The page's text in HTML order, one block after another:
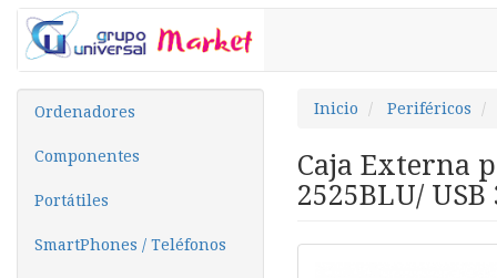
Ordenadores
Componentes
Portátiles
SmartPhones / Teléfonos
Inicio Periféricos
Caja Externa
2525BLU/